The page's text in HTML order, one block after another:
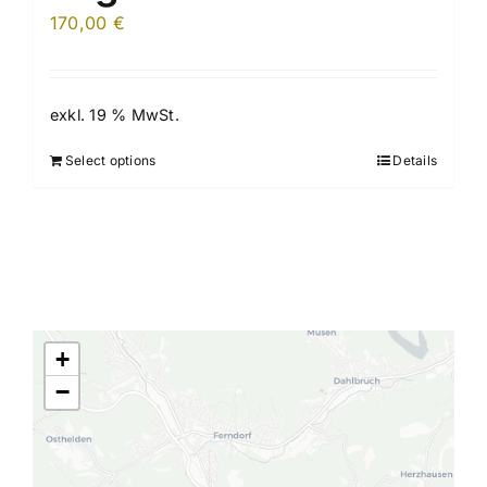
170,00 €
exkl. 19 % MwSt.
Select options Details
+
−